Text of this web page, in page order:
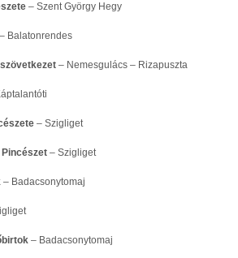
– Szent György Hegy
– Balatonrendes
– Nemesgulács – Rizapuszta
– Szigliget
– Szigliget
– Badacsonytomaj
– Badacsonytomaj